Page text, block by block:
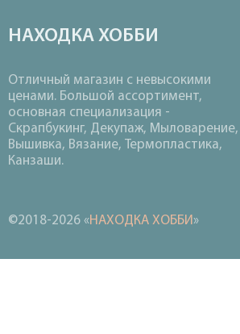
НАХОДКА ХОББИ
Отличный магазин с невысокими
ценами. Большой ассортимент,
основная специализация -
Скрапбукинг, Декупаж, Мыловарение,
Вышивка, Вязание, Термопластика,
Канзаши.
©2018-2026 «НАХОДКА ХОББИ»